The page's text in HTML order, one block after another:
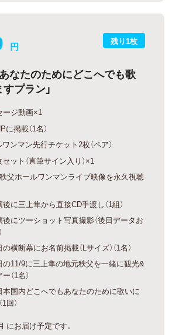
残り1枚
円
なたのためにどこへでも歌
プラン」
ージ動画×1
掲載（1名）
ンマン先行チケット2枚（ペア）
ット（直筆サイン入り）×1
父ホールワンマンライブ映像を永久視聴
に三上隼から直接CD手渡し（1組）
にツーショット写真撮影（後日データお
横断幕にお名前掲載（Lサイズ）（1名）
の11/9に三上隼の地元秩父を一緒に観光&
（1名）
本国内どこへでもあなたのために歌いに
回）
にお届け予定です。